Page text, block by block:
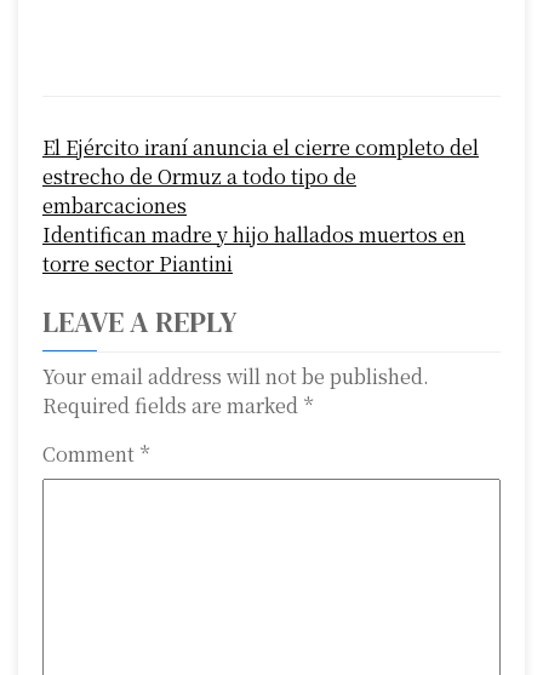
o
s
t
n
a
v
i
g
El Ejército iraní anuncia el cierre completo del
estrecho de Ormuz a todo tipo de
embarcaciones
Identifican madre y hijo hallados muertos en
torre sector Piantini
LEAVE A REPLY
Your email address will not be published.
Required fields are marked *
Comment *